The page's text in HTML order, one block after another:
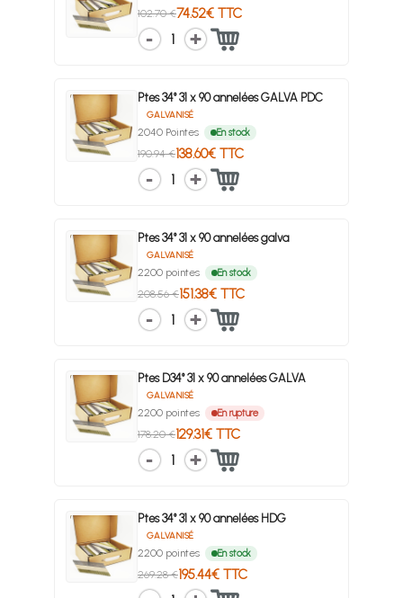
102.70 €74.52€ TTC
1
Ptes 34° 31 x 90 annelées GALVA PDC
GALVANISÉ
2040 Pointes En stock
190.94 €138.60€ TTC
1
Ptes 34° 31 x 90 annelées galva
GALVANISÉ
2200 pointes En stock
208.56 €151.38€ TTC
1
Ptes D34° 31 x 90 annelées GALVA
GALVANISÉ
2200 pointes En rupture
178.20 €129.31€ TTC
1
Ptes 34° 31 x 90 annelées HDG
GALVANISÉ
2200 pointes En stock
269.28 €195.44€ TTC